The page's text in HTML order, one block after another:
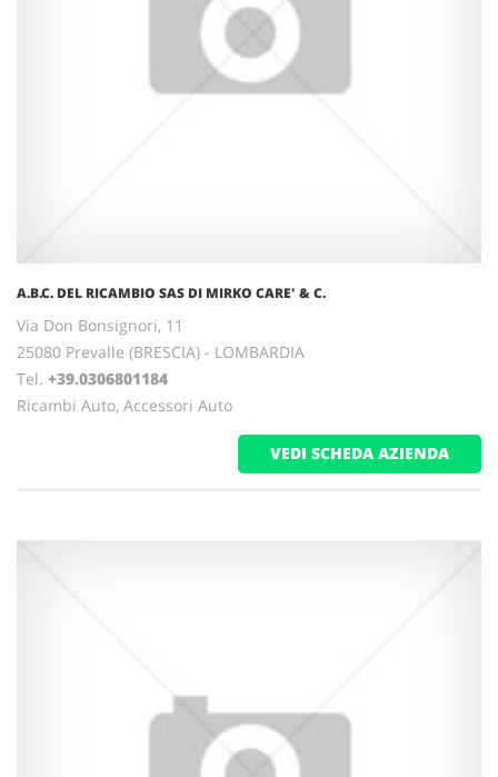
A.B.C. DEL RICAMBIO SAS DI MIRKO CARE' & C.
Via Don Bonsignori, 11
25080 Prevalle (BRESCIA) - LOMBARDIA
Tel. +39.0306801184
Ricambi Auto, Accessori Auto
VEDI SCHEDA AZIENDA